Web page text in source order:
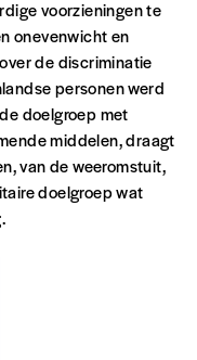
voorzieningen te
onevenwicht en
de discriminatie
personen werd
doelgroep met
middelen, draagt
van de weeromstuit,
doelgroep wat